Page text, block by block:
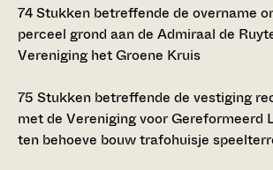
74Stukken betreffende de overname
perceel grond aan de Admiraal de
Vereniging het Groene Kruis
75 Stukken betreffende de vestiging
met de Vereniging voor Gereformeerd
ten behoeve bouw trafohuisje